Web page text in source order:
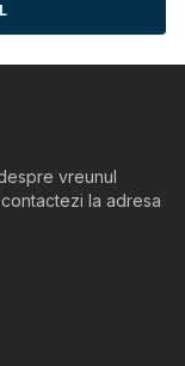
vreunul
la adresa